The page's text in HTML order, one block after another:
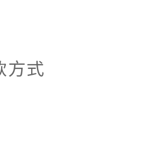
方式